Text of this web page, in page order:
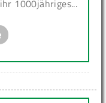
1000jähriges...